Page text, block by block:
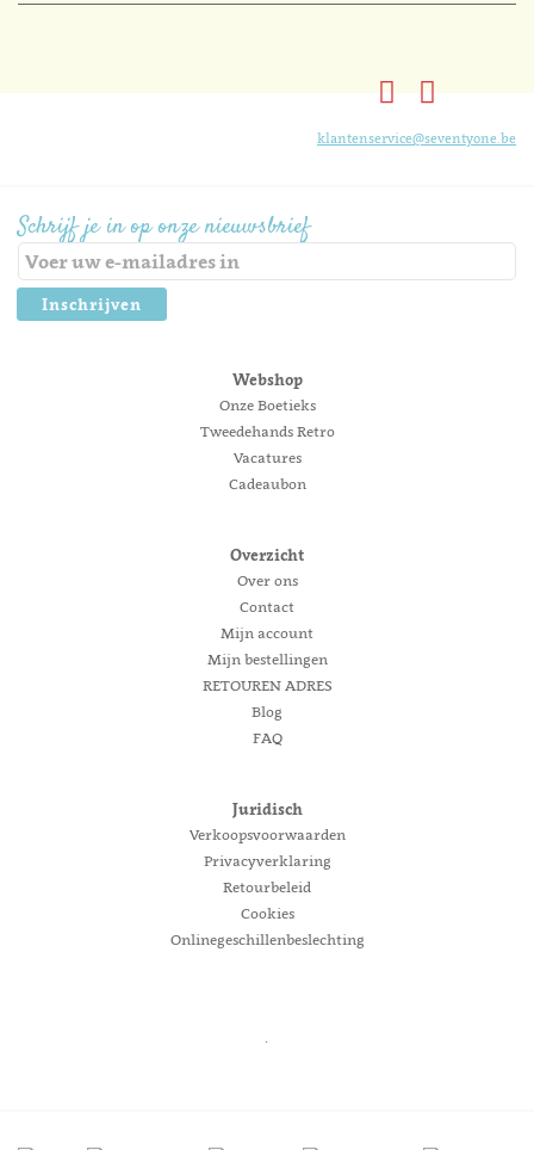
Schrijf je in op onze nieuwsbrief
Inschrijven
klantenservice@seventyone.be
Webshop
Onze Boetieks
Tweedehands Retro
Vacatures
Cadeaubon
Overzicht
Over ons
Contact
Mijn account
Mijn bestellingen
RETOUREN ADRES
Blog
FAQ
Juridisch
Verkoopsvoorwaarden
Privacyverklaring
Retourbeleid
Cookies
Onlinegeschillenbeslechting